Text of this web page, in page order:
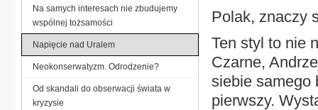
Polak, znaczy
Ten styl to nie
Czarne,
siebie samego
pierwszy.
Na samych interesach nie zbudujemy
wspólnej tożsamości
Napięcie nad Uralem
Neokonserwatyzm. Odrodzenie?
Od skandali do obserwacji świata w
kryzysie